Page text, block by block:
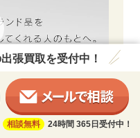
張買取を受付中！
相談無料 24時間 365日受付中！